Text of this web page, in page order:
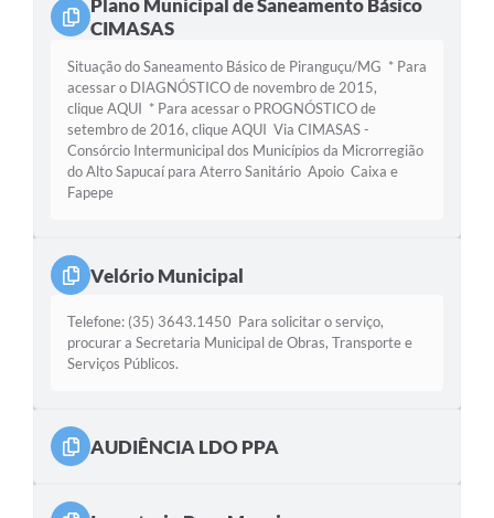
Plano Municipal de Saneamento Básico
CIMASAS
Situação do Saneamento Básico de Piranguçu/MG * Para
acessar o DIAGNÓSTICO de novembro de 2015,
clique AQUI * Para acessar o PROGNÓSTICO de
setembro de 2016, clique AQUI Via CIMASAS -
Consórcio Intermunicipal dos Municípios da Microrregião
do Alto Sapucaí para Aterro Sanitário Apoio Caixa e
Fapepe
Velório Municipal
Telefone: (35) 3643.1450 Para solicitar o serviço,
procurar a Secretaria Municipal de Obras, Transporte e
Serviços Públicos.
AUDIÊNCIA LDO PPA